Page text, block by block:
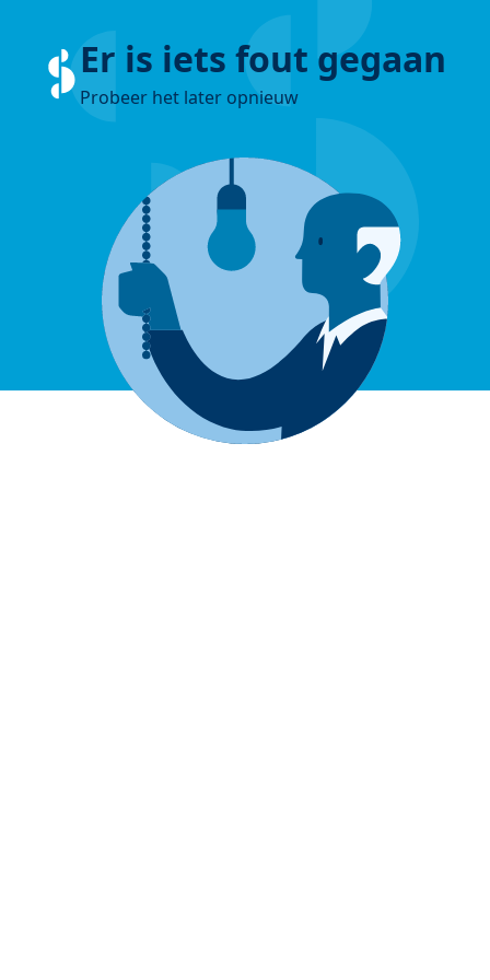
Er is iets fout gegaan
Probeer het later opnieuw